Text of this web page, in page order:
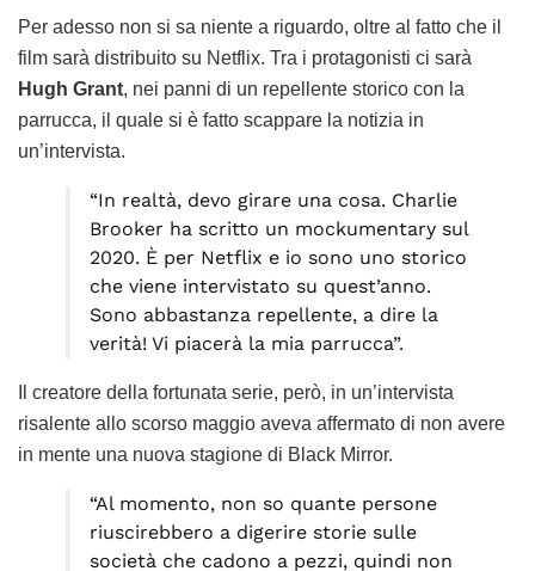
Per adesso non si sa niente a riguardo, oltre al fatto che il
film sarà distribuito su Netflix. Tra i protagonisti ci sarà
Hugh Grant, nei panni di un repellente storico con la
parrucca, il quale si è fatto scappare la notizia in
un’intervista.
“In realtà, devo girare una cosa. Charlie
Brooker ha scritto un mockumentary sul
2020. È per Netflix e io sono uno storico
che viene intervistato su quest’anno.
Sono abbastanza repellente, a dire la
verità! Vi piacerà la mia parrucca”.
Il creatore della fortunata serie, però, in un’intervista
risalente allo scorso maggio aveva affermato di non avere
in mente una nuova stagione di Black Mirror.
“Al momento, non so quante persone
riuscirebbero a digerire storie sulle
società che cadono a pezzi, quindi non